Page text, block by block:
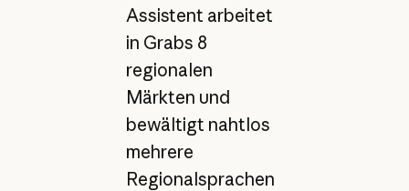
Assistent arbeitet
in Grabs 8
regionalen
Märkten und
bewältigt nahtlos
mehrere
Regionalsprachen